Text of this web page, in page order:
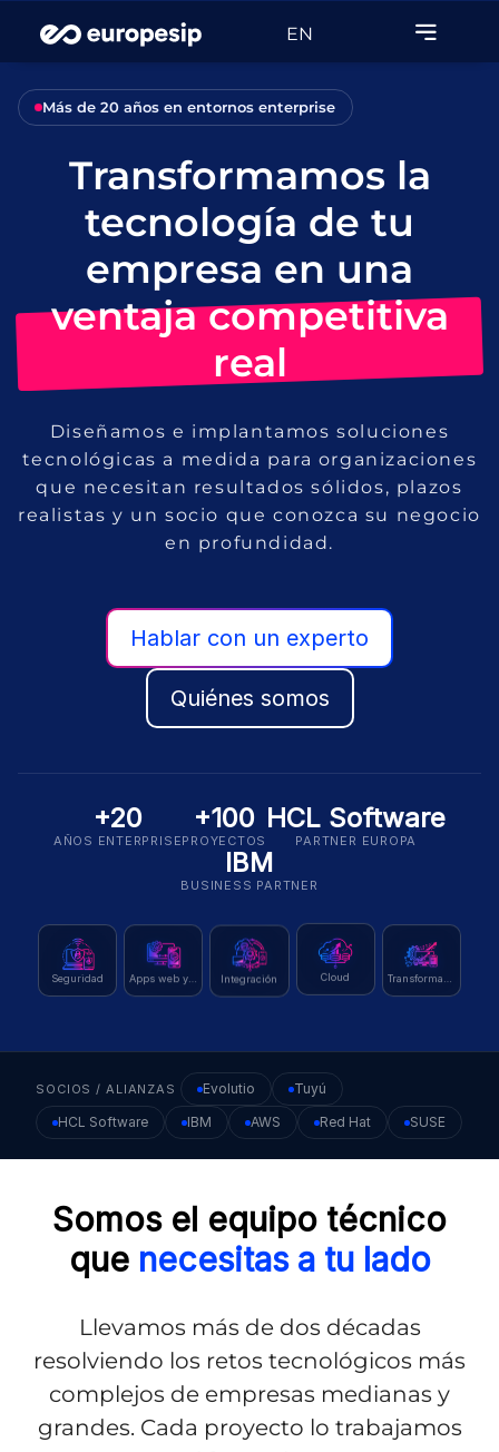
EN
Más de 20 años en entornos enterprise
Transformamos la
tecnología de tu
empresa en una
ventaja competitiva
real
Diseñamos e implantamos soluciones
tecnológicas a medida para organizaciones
que necesitan resultados sólidos, plazos
realistas y un socio que conozca su negocio
en profundidad.
Hablar con un experto
Quiénes somos
+20
AÑOS ENTERPRISE
+100
PROYECTOS
HCL Software
PARTNER EUROPA
IBM
BUSINESS PARTNER
Seguridad Apps web y móvil Integración Cloud Transformación
SOCIOS / ALIANZAS Evolutio
Tuyú
HCL Software
IBM AWS Red Hat SUSE
Somos el equipo técnico
que necesitas a tu lado
Llevamos más de dos décadas
resolviendo los retos tecnológicos más
complejos de empresas medianas y
grandes. Cada proyecto lo trabajamos